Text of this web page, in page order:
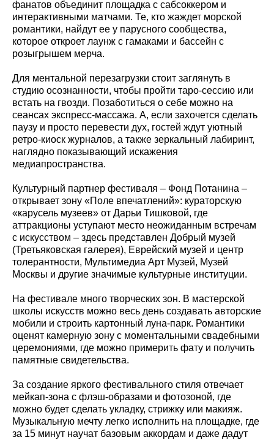
фанатов объединит площадка с сабсоккером и
интерактивными матчами. Те, кто жаждет морской
романтики, найдут ее у парусного сообщества,
которое откроет лаунж с гамаками и бассейн с
розыгрышем мерча.
Для ментальной перезагрузки стоит заглянуть в
студию осознанности, чтобы пройти таро-сессию или
встать на гвозди. Позаботиться о себе можно на
сеансах экспресс-массажа. А, если захочется сделать
паузу и просто перевести дух, гостей ждут уютный
ретро-киоск журналов, а также зеркальный лабиринт,
наглядно показывающий искажения
медиапространства.
Культурный партнер фестиваля – Фонд Потанина –
открывает зону «Поле впечатлений»: кураторскую
«карусель музеев» от Дарьи Тишковой, где
аттракционы уступают место неожиданным встречам
с искусством – здесь представлен Добрый музей
(Третьяковская галерея), Еврейский музей и центр
толерантности, Мультимедиа Арт Музей, Музей
Москвы и другие значимые культурные институции.
На фестивале много творческих зон. В мастерской
школы искусств можно весь день создавать авторские
мобили и строить картонный луна-парк. Романтики
оценят камерную зону с моментальными свадебными
церемониями, где можно примерить фату и получить
памятные свидетельства.
За создание яркого фестивального стиля отвечает
мейкап-зона с флэш-образами и фотозоной, где
можно будет сделать укладку, стрижку или макияж.
Музыкальную мечту легко исполнить на площадке, где
за 15 минут научат базовым аккордам и даже дадут